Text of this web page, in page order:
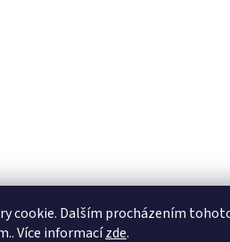
cookie. Dalším procházením
Více informacízde.